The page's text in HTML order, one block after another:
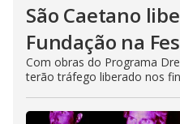
São Caetano
Fundação na
Com obras do Programa
terão tráfego liberado nos